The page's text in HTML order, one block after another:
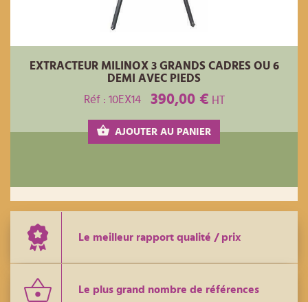
EXTRACTEUR MILINOX 3 GRANDS CADRES OU 6
DEMI AVEC PIEDS
Réf : 10EX14
390,00 € HT
AJOUTER AU PANIER
Le meilleur rapport qualité / prix
Le plus grand nombre de références